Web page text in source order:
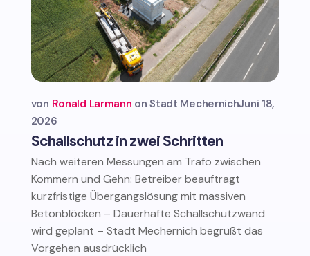
Schallschutz in zwei Schritten
von Ronald Larmann Stadt MechernichJuni 18,
2026
Nach weiteren Messungen am Trafo zwischen
Kommern und Gehn: Betreiber beauftragt
kurzfristige Übergangslösung mit massiven
Betonblöcken – Dauerhafte Schallschutzwand
wird geplant – Stadt Mechernich begrüßt das
Vorgehen ausdrücklich